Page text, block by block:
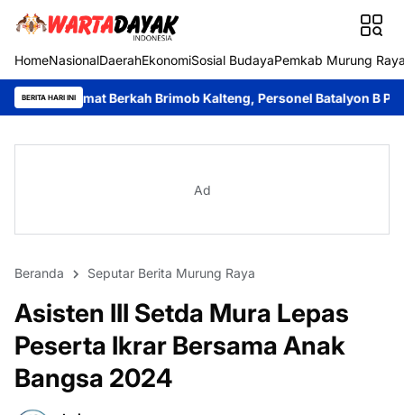
HomeNasionalDaerahEkonomiSosial BudayaPemkab Murung
BERITA HARI INI
Berkah Brimob Kalteng, Personel Batalyon B Pelopor Berbagi
Ad
Beranda Seputar Berita Murung Raya
Asisten III Setda Mura Lepas
Peserta Ikrar Bersama Anak
Bangsa 2024